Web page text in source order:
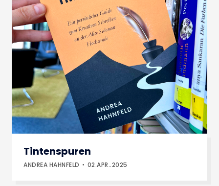
Tintenspuren
ANDREA HAHNFELD 02.APR..2025